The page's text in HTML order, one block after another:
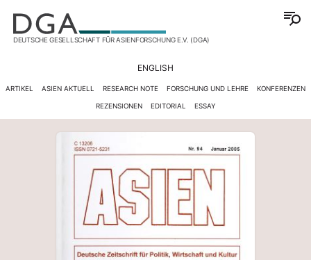
DEUTSCHE GESELLSCHAFT FÜR ASIENFORSCHUNG E.V. (DGA)
ENGLISH
ARTIKEL ASIEN AKTUELL RESEARCH NOTE FORSCHUNG UND LEHRE KONFERENZEN
REZENSIONEN EDITORIAL ESSAY